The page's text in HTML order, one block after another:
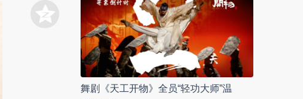
舞剧《天工开物》全员“轻功大师”温